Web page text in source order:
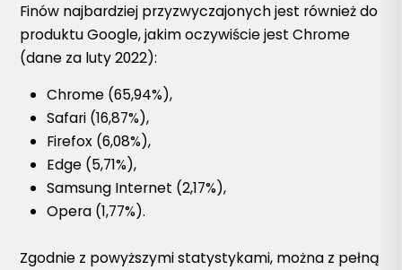
Finów najbardziej przyzwyczajonych jest również do
produktu Google, jakim oczywiście jest Chrome
(dane za luty 2022):
Chrome (65,94%),
Safari (16,87%),
Firefox (6,08%),
Edge (5,71%),
Samsung Internet (2,17%),
Opera (1,77%).
Zgodnie z powyższymi statystykami, można z pełną